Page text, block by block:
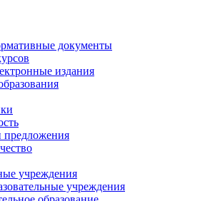
документы
издания
учреждения
учреждения